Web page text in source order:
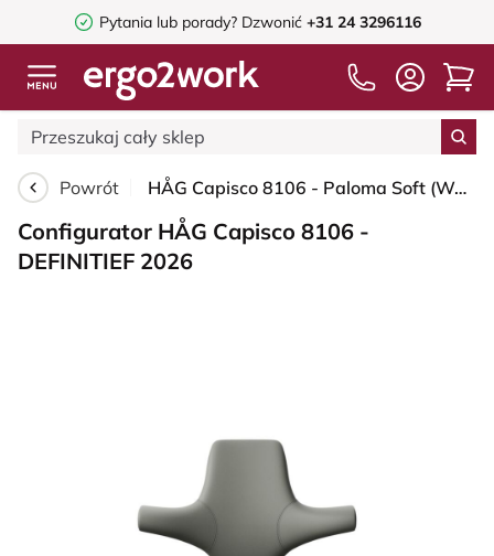
Pytania lub porady? Dzwonić +31 24 3296116
Powrót HÅG Capisco 8106 - Paloma Soft (Wollsdorf) - Skóra półanilinowa - ATG55115 - Warm grey - Moss Grey - 150mm (seat height 40–55cm) - Hard castors for soft floors
Configurator HÅG Capisco 8106 -
DEFINITIEF 2026